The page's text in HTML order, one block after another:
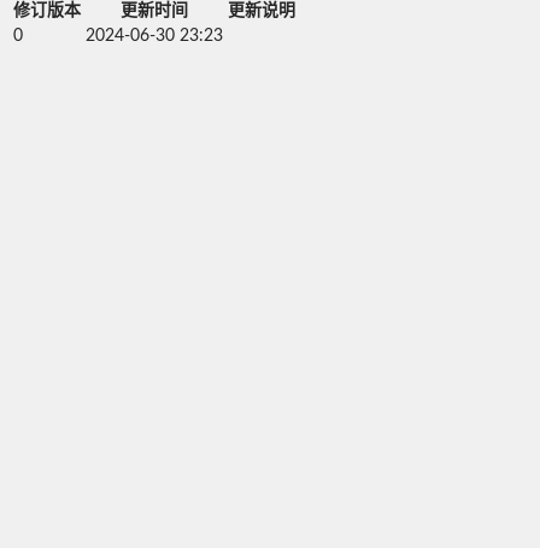
修订版本 更新时间
更新说明
0
2024-06-30 23:23